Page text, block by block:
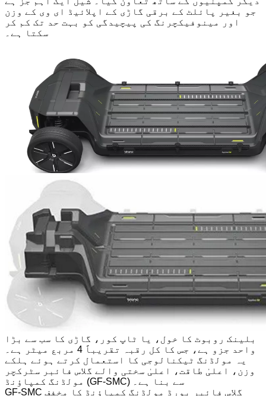
جو بغیر پائلٹ کے برقی گاڑی کے اپلائیڈ ای وی کے وزن
اور مینوفیکچرنگ کی پیچیدگی کو بہت حد تک کم کر
سکتا ہے۔
بلینک روبوٹ کا خول، یا ٹاپ کور، گاڑی کا سب سے بڑا
واحد جزو ہے، جس کا کل رقبہ تقریباً 4 مربع میٹر ہے۔
یہ مولڈنگ ٹیکنالوجی کا استعمال کرتے ہوئے ہلکے
وزن، اعلیٰ طاقت، اعلیٰ سختی والے گلاس فائبر سٹرکچر
مولڈنگ کمپاؤنڈ (GF-SMC) سے بنا ہے۔
GF-SMC گلاس فائبر بورڈ مولڈنگ کمپاؤنڈ کا مخفف